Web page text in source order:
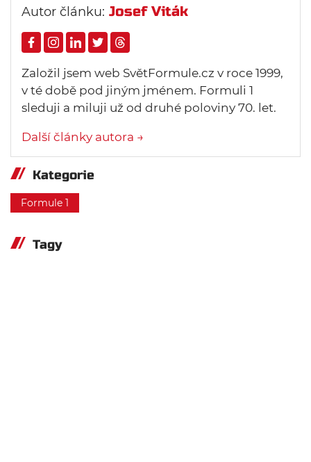
Autor článku: Josef Viták
Založil jsem web SvětFormule.cz v roce 1999,
v té době pod jiným jménem. Formuli 1
sleduji a miluji už od druhé poloviny 70. let.
Další články autora →
Kategorie
Formule 1
Tagy